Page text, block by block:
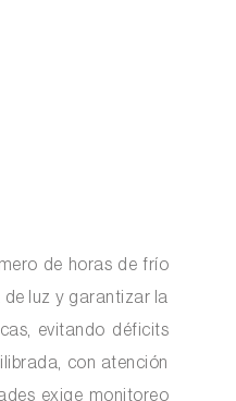
de horas de frío
luz y garantizar la
evitando déficits
con atención
exige monitoreo